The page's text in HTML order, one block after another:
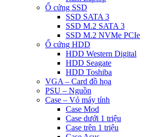
Ổ cứng SSD
SSD SATA 3
SSD M.2 SATA 3
SSD M.2 NVMe PCIe
Ổ cứng HDD
HDD Western Digital
HDD Seagate
HDD Toshiba
VGA – Card đồ họa
PSU – Nguồn
Case – Vỏ máy tính
Case Mod
Case dưới 1 triệu
Case trên 1 triệu